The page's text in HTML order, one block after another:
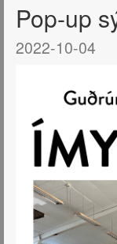
Pop-up
2022-10-04